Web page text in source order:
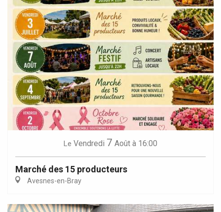
Le Vendredi 7 Août à 16:00
Marché des 15 producteurs
Avesnes-en-Bray